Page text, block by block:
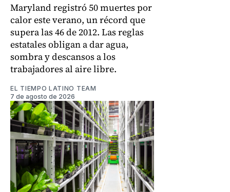
Maryland registró 50 muertes por
calor este verano, un récord que
supera las 46 de 2012. Las reglas
estatales obligan a dar agua,
sombra y descansos a los
trabajadores al aire libre.
EL TIEMPO LATINO TEAM
7 de agosto de 2026